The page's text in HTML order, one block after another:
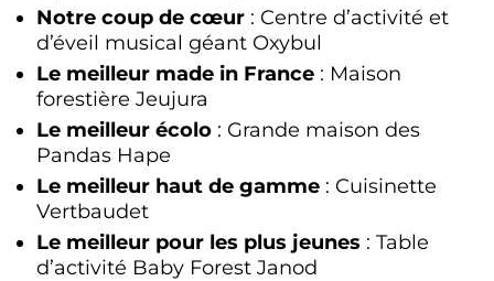
Notre coup de cœur : Centre d’activité et
d’éveil musical géant Oxybul
Le meilleur made in France : Maison
forestière Jeujura
Le meilleur écolo : Grande maison des
Pandas Hape
Le meilleur haut de gamme : Cuisinette
Vertbaudet
Le meilleur pour les plus jeunes : Table
d’activité Baby Forest Janod